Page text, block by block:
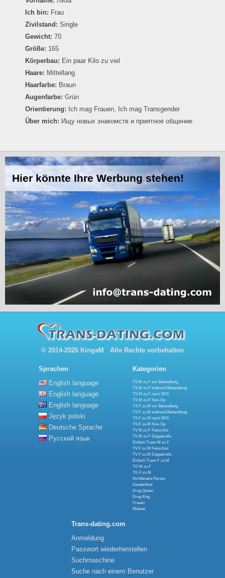
Ich bin: Frau
Zivilstand: Single
Gewicht: 70
Größe: 165
Körperbau: Ein paar Kilo zu viel
Haare: Mittellang
Haarfarbe: Braun
Augenfarbe: Grün
Orientierung: Ich mag Frauen, Ich mag Transgender
Über mich: Ищу новых знакомств и приятное общение
© 2014-2026 KingaM Alle Rechte vorbehalten
Sprachen
English language
English language
English language
Język polski
Deutsche Sprache
Русский язык
Kategorien
TS M zu F vor Behandlung
TS M zu F während Behandlung
TS M zu F nach SRS
TS M zu F Non-Op
TS F zu M vor Behandlung
TS F zu M während Behandlung
TS F zu M nach SRS
TS F zu M Non-Op
TV M zu F Fetischist
TV M zu F Doppelrolle
Einfach Trans M zu F
TV F zu M Fetischist
TV F zu M Doppelrolle
Einfach Trans F zu M
TG M zu F
TG F zu M
Nichtbinäre Person
Genderfluid
Drag Queen
Drag King
Frauen
Männer
Trans-dating.com
Anmeldung
Passwort wiederherstellen
Suchmaschine
Suche nach einem Benutzer